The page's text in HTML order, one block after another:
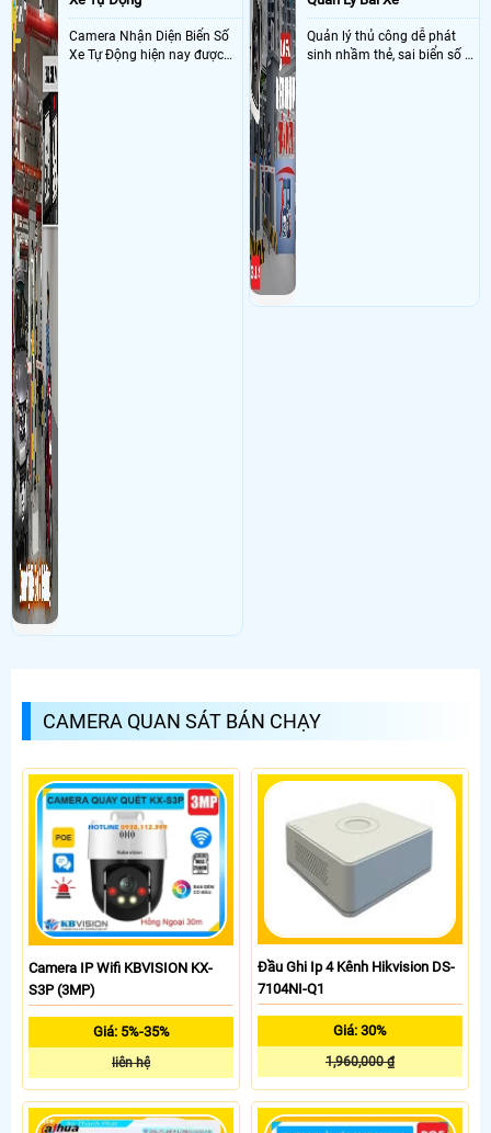
Camera Nhận Diện Biển Số
Xe Tự Động hiện nay được
Quản lý thủ công dễ phát
sinh nhầm thẻ, sai biển số và
CAMERA QUAN SÁT BÁN CHẠY
Camera IP Wifi KBVISION KX-
S3P (3MP)
Giá: 5%-35%
liên hệ
Đầu Ghi Ip 4 Kênh Hikvision DS-
7104NI-Q1
Giá: 30%
1,960,000 ₫